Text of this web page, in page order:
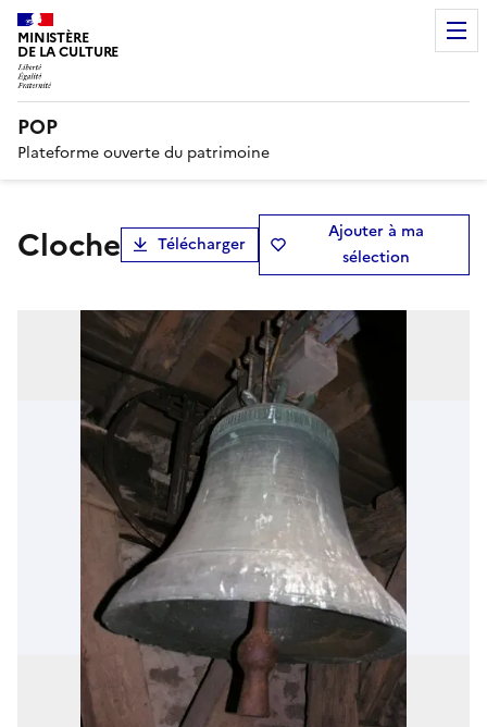
MINISTÈRE
DE LA CULTURE
POP
Plateforme ouverte du patrimoine
cloche Télécharger
Ajouter à ma
sélection